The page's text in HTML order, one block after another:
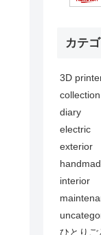
カテ
3D
collection
diary
electric
exterior
interior
ひとりご